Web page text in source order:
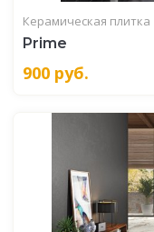
Керамическая плитка
Prime
900 руб.